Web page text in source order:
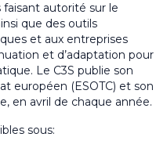
autorité sur le
que des outils
et aux entreprises
et d’adaptation pour
Le C3S publie son
européen (ESOTC) et son
en avril de chaque année.
sous: